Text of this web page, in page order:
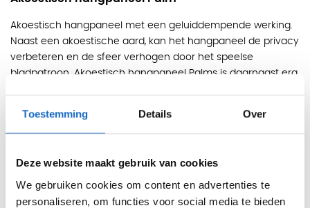
Toestemming Details Over
Deze website maakt gebruik van cookies
We gebruiken cookies om content en advertenties te
personaliseren, om functies voor social media te bieden
Akoestisch hangpaneel met een geluiddempende werking.
Naast een akoestische aard, kan het hangpaneel de privacy
verbeteren en de sfeer verhogen door het speelse
bladpatroon. Akoestisch hangpaneel Palms is daarnaast erg
kleuren en akoestisch hangpaneel Palms is ook verkrijgbaar
in een voordeelset van 2 hangpanelen.
Exclusief bij Officecity verkrijgbaar!
Afmetingen
Hoogte: 240 cm